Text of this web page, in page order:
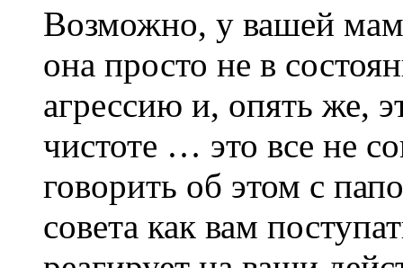
Возможно, у вашей
она просто не в
агрессию и, опять же,
чистоте … это все не
говорить об этом с
совета как вам